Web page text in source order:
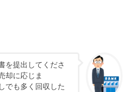
を提出してくださ
却に応じま
でも多く回収した